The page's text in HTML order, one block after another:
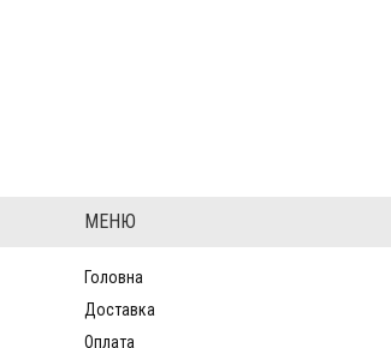
МЕНЮ
Головна
Доставка
Оплата